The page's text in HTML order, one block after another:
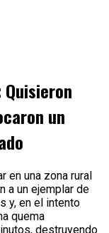
un
en una zona rural
a un ejemplar de
y, en el intento
quema
destruyendo